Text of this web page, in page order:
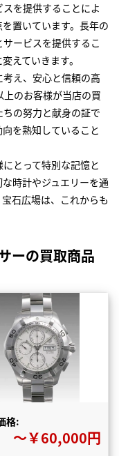
を提供することによ
置いています。長年の
ービスを提供するこ
えていきます。
え、安心と信頼の高
のお客様が当店の買
の努力と献身の証で
を熟知していること
とって特別な記憶と
時計やジュエリーを通
石広場は、これからも
ーの買取商品
格:
〜￥60,000円